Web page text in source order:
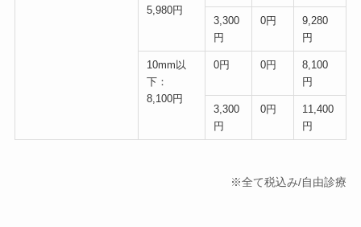
5,980円
3,300
円
0円
9,280
円
10mm以
下：
8,100円
0円 0円
8,100
円
3,300
円
0円
11,400
円
※全て税込み/自由診療